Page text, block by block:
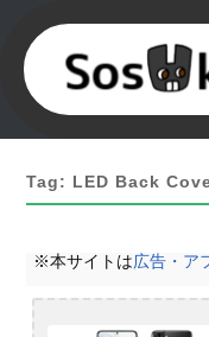
Tag: LED Back
※本サイトは広告・ア